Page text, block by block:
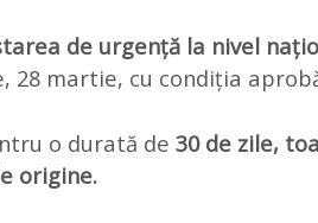
de urgență la nivel
28 martie, cu condiția
o durată de 30 de zile,
origine.